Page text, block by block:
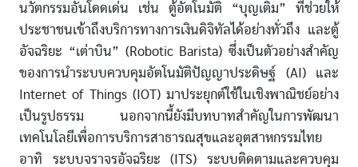
นวัตกรรมอันโดดเด่น เช่น ตู้อัตโนมัติ “บุญเติม” ที่ช่วยให้
ประชาชนเข้าถึงบริการทางการเงินดิจิทัลได้อย่างทั่วถึง และตู้
อัจฉริยะ “เต่าบิน” (Robotic Barista) ซึ่งเป็นตัวอย่างสำคัญ
ของการนำระบบควบคุมอัตโนมัติปัญญาประดิษฐ์ (AI) และ
Internet of Things (IOT) มาประยุกต์ใช้ในเชิงพาณิชย์อย่าง
เป็นรูปธรรม นอกจากนี้ยังมีบทบาทสำคัญในการพัฒนา
เทคโนโลยีเพื่อการบริการสาธารณสุขและอุตสาหกรรมไทย
อาทิ ระบบจราจรอัจฉริยะ (ITS) ระบบติดตามและควบคุม